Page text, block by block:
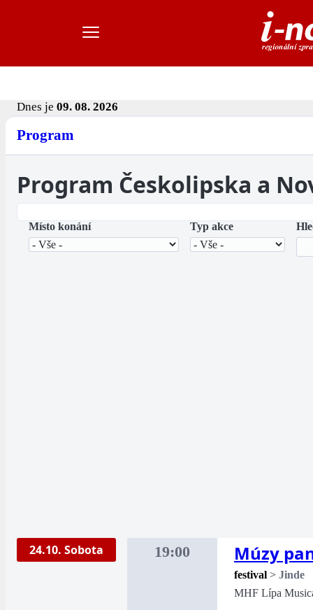
Dnes je 09. 08. 2026
Program
Program Českolipska a
Místo konání Typ akce
24.10. Sobota 19:00 Múzy
festival > Jinde
MHF Lípa